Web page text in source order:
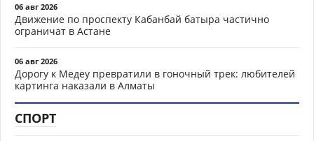
06 авг 2026
Движение по проспекту Кабанбай батыра частично
ограничат в Астане
06 авг 2026
Дорогу к Медеу превратили в гоночный трек: любителей
картинга наказали в Алматы
СПОРТ